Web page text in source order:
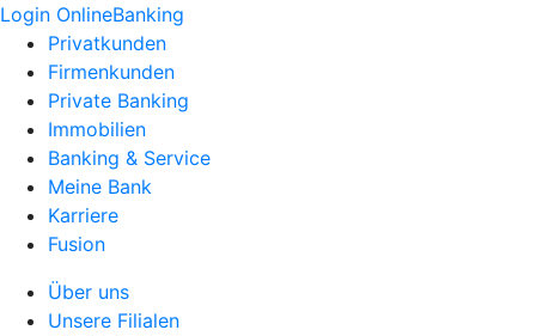
Login OnlineBanking
Privatkunden
Firmenkunden
Private Banking
Immobilien
Banking & Service
Meine Bank
Karriere
Fusion
Über uns
Unsere Filialen